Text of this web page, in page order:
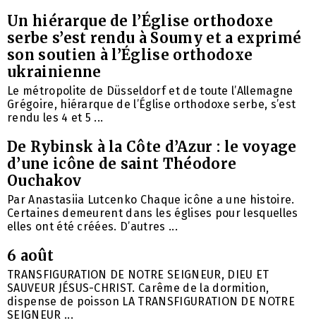
Un hiérarque de l’Église orthodoxe
serbe s’est rendu à Soumy et a exprimé
son soutien à l’Église orthodoxe
ukrainienne
Le métropolite de Düsseldorf et de toute l’Allemagne
Grégoire, hiérarque de l’Église orthodoxe serbe, s’est
rendu les 4 et 5 ...
De Rybinsk à la Côte d’Azur : le voyage
d’une icône de saint Théodore
Ouchakov
Par Anastasiia Lutcenko Chaque icône a une histoire.
Certaines demeurent dans les églises pour lesquelles
elles ont été créées. D’autres ...
6 août
TRANSFIGURATION DE NOTRE SEIGNEUR, DIEU ET
SAUVEUR JÉSUS-CHRIST. Carême de la dormition,
dispense de poisson LA TRANSFIGURATION DE NOTRE
SEIGNEUR ...